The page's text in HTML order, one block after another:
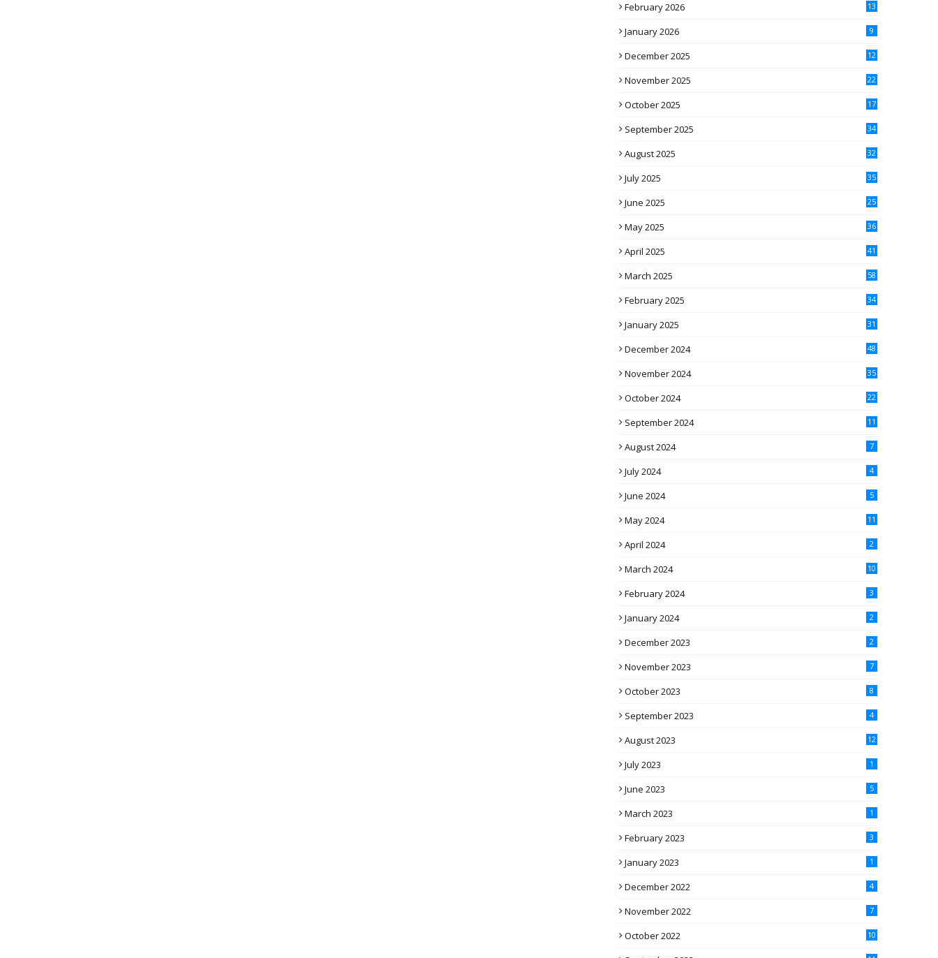
February 2026 13
January 2026 9
December 2025 12
November 2025 22
October 2025 17
September 2025 34
August 2025 32
July 2025 35
June 2025 25
May 2025 36
April 2025 41
March 2025 58
February 2025 34
January 2025 31
December 2024 48
November 2024 35
October 2024 22
September 2024 11
August 2024 7
July 2024 4
June 2024 5
May 2024 11
April 2024 2
March 2024 10
February 2024 3
January 2024 2
December 2023 2
November 2023 7
October 2023 8
September 2023 4
August 2023 12
July 2023 1
June 2023 5
March 2023 1
February 2023 3
January 2023 1
December 2022 4
November 2022 7
October 2022 10